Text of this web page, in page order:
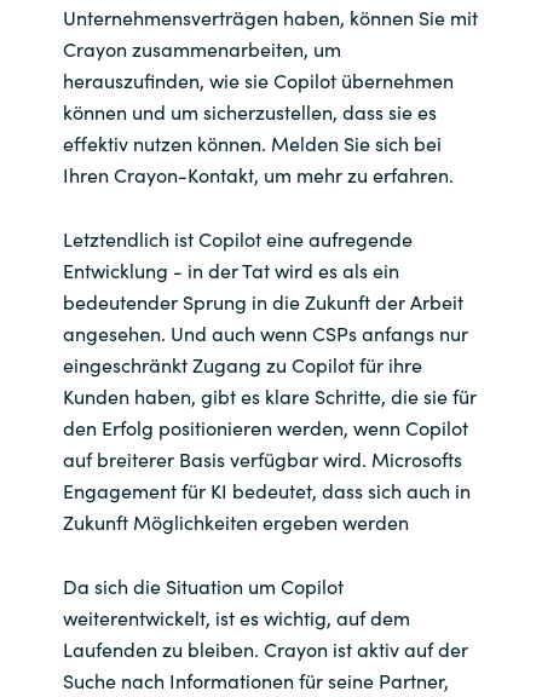
Unternehmensverträgen haben, können Sie mit
Crayon zusammenarbeiten, um
herauszufinden, wie sie Copilot übernehmen
können und um sicherzustellen, dass sie es
effektiv nutzen können. Melden Sie sich bei
Ihren Crayon-Kontakt, um mehr zu erfahren.
Letztendlich ist Copilot eine aufregende
Entwicklung - in der Tat wird es als ein
bedeutender Sprung in die Zukunft der Arbeit
angesehen. Und auch wenn CSPs anfangs nur
eingeschränkt Zugang zu Copilot für ihre
Kunden haben, gibt es klare Schritte, die sie für
den Erfolg positionieren werden, wenn Copilot
auf breiterer Basis verfügbar wird. Microsofts
Engagement für KI bedeutet, dass sich auch in
Zukunft Möglichkeiten ergeben werden
Da sich die Situation um Copilot
weiterentwickelt, ist es wichtig, auf dem
Laufenden zu bleiben. Crayon ist aktiv auf der
Suche nach Informationen für seine Partner,